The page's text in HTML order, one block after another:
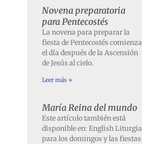
Novena preparatoria
para Pentecostés
La novena para preparar la
fiesta de Pentecostés comienza
el día después de la Ascensión
de Jesús al cielo.
Leer más »
María Reina del mundo
Este artículo también está
disponible en: English Liturgia
para los domingos y las fiestas